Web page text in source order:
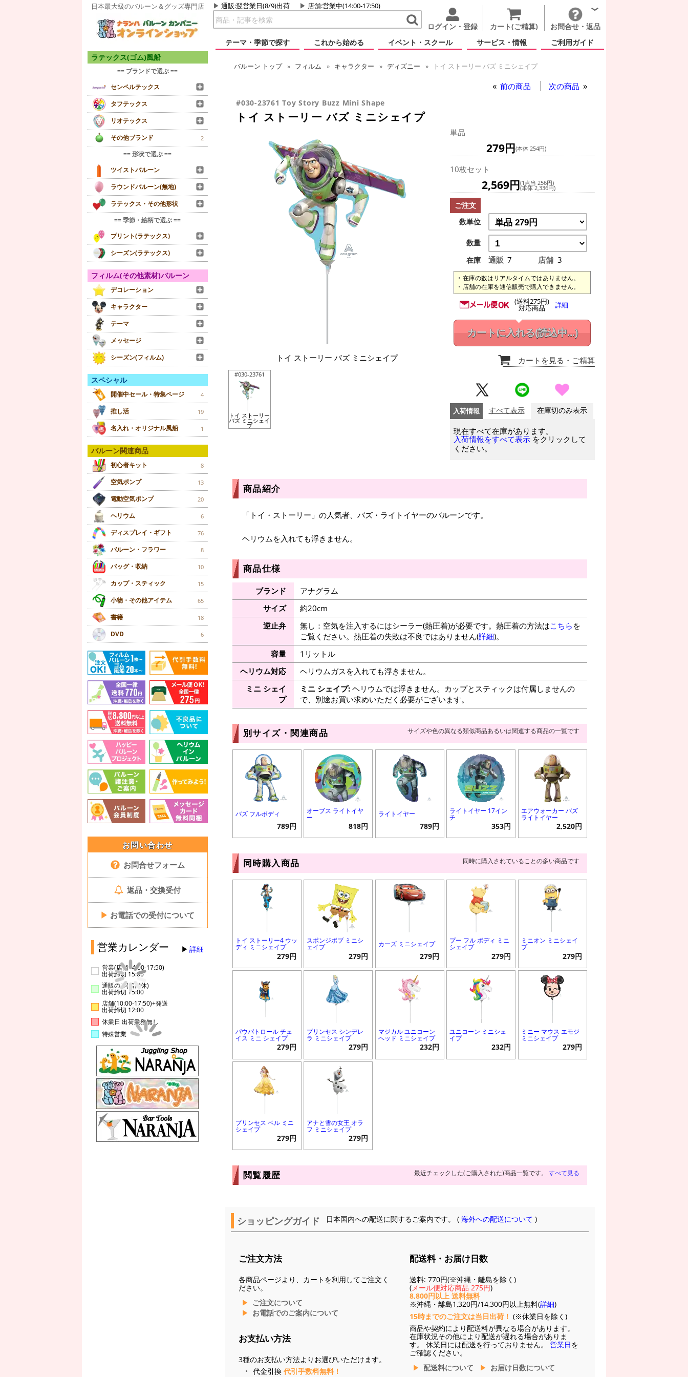
日本最大級のバルーン＆グッズ専門店 通販:翌営業日(8/9)出荷 店舗:営業中(14:00-17:50)
ログイン・登録 カート(ご精算)
お問合せ・返品
テーマ・季節で探す
これから始める イベント・スクール サービス・情報 ご利用ガイド
ラテックス(ゴム)風船
== ブランドで選ぶ ==
センペルテックス
タフテックス
リオテックス
その他ブランド
2
== 形状で選ぶ ==
ツイストバルーン
ラウンドバルーン(無地)
ラテックス・その他形状
== 季節・絵柄で選ぶ ==
プリント(ラテックス)
シーズン(ラテックス)
フィルム(その他素材)バルーン
デコレーション
キャラクター
テーマ
メッセージ
シーズン(フィルム)
スペシャル
開催中セール・特集ページ 4
推し活 19
名入れ・オリジナル風船 1
バルーン関連商品
初心者キット 8
空気ポンプ 13
電動空気ポンプ 20
ヘリウム 6
ディスプレイ・ギフト 76
バルーン・フラワー 8
バッグ・収納 10
カップ・スティック 15
小物・その他アイテム 65
書籍 18
DVD 6
お問い合わせ
お問合せフォーム
返品・交換受付
▶ お電話での受付について
営業カレンダー 詳細
営業(店舗14:00-17:50)
出荷締切 15:00
通販のみ(店舗休)
出荷締切 15:00
店舗(10:00-17:50)+発送
出荷締切 12:00
休業日 出荷業務無し
特殊営業
バルーン トップ フィルム キャラクター ディズニー トイ ストーリー バズ ミニシェイプ
前の商品 次の商品
#030-23761 Toy Story Buzz Mini Shape
トイ ストーリー バズ ミニシェイプ
トイ ストーリー バズ ミニシェイプ
#030-23761
トイ ストーリー
バズ ミニシェイ
プ
単品
279円(本体 254円)
10枚セット
2,569円(1点当 256円)
(本体 2,336円)
ご注文
数単位
数量
在庫
通販 7 店舗 3
在庫の数はリアルタイムではありません。
店舗の在庫を通信販売で購入できません。
(送料275円)
対応商品 詳細
カートに入れる(読込中...)
カートを見る ・ご精算
入荷情報 すべて表示 在庫切のみ表示
現在すべて在庫があります。
入荷情報をすべて表示 をクリックして
ください。
商品紹介
「トイ・ストーリー」の人気者、バズ・ライトイヤーのバルーンです。
ヘリウムを入れても浮きません。
商品仕様
ブランド
アナグラム
サイズ
約20cm
逆止弁
無し：空気を注入するにはシーラー(熱圧着)が必要です。熱圧着の方法はこちら を
ご覧ください。熱圧着の失敗は不良ではありません(詳細)。
容量
1リットル
ヘリウム対応
ヘリウムガスを入れても浮きません。
ミニ シェイ
プ
ミニ シェイプ:ヘリウムでは浮きません。カップとスティックは付属しませんの
で、別途お買い求めいただく必要がございます。
別サイズ・関連商品 サイズや色の異なる類似商品あるいは関連する商品の一覧です
バズ フルボディ
789円
オーブス ライトイヤ
ー
818円
ライトイヤー
789円
ライトイヤー 17イン
チ
353円
エアウォーカー バズ
ライトイヤー
2,520円
同時購入商品 同時に購入されていることの多い商品です
トイ ストーリー4 ウッ
ディ ミニシェイプ
279円
スポンジボブ ミニシ
ェイプ
279円
カーズ ミニシェイプ
279円
プー フル ボディ ミニ
シェイプ
279円
ミニオン ミニシェイ
プ
279円
パウパトロール チェ
イス ミニ シェイプ
279円
プリンセス シンデレ
ラ ミニシェイプ
279円
マジカル ユニコーン
ヘッド ミニシェイプ
232円
ユニコーン ミニシェ
イプ
232円
ミニー マウス エモジ
ミニシェイプ
279円
プリンセス ベル ミニ
シェイプ
279円
アナと雪の女王 オラ
フ ミニシェイプ
279円
閲覧履歴 最近チェックした(ご購入された)商品一覧です。 すべて見る
ショッピングガイド 日本国内への配送に関するご案内です。 (海外への配送について )
ご注文方法
各商品ページより、カートを利用してご注文く
ださい。
ご注文について
お電話でのご案内について
お支払い方法
3種のお支払い方法よりお選びいただけます。
代金引換 代引手数料無料！
配送料・お届け日数
送料: 770円(※沖縄・離島を除く)
(メール便対応商品 275円)
8,800円以上 送料無料
※沖縄・離島1,320円/14,300円以上無料(詳細)
15時までのご注文は当日出荷！ (※休業日を除く)
商品や契約により配送料が異なる場合があります。
在庫状況その他により配送が遅れる場合がありま
す。 休業日には配送を行っておりません。 営業日を
ご確認ください。
配送料について
お届け日数について